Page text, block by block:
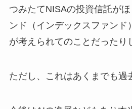
つみたてNISAの投資信託が
ンド（インデックスファンド
が考えられてのことだったり
ただし、これはあくまでも過